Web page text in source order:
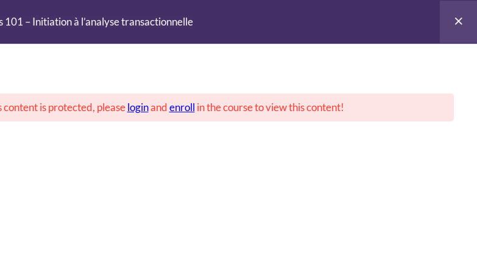
Accueil Charte
– Initiation à
101 – Initiation à l’analyse transactionnelle
content is protected, pleaseloginandenroll in the course to view this content!